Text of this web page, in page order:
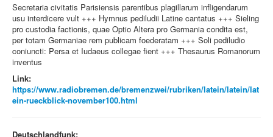
Secretaria civitatis Parisiensis parentibus plagillarum infligendarum
usu interdicere vult +++ Hymnus pediludii Latine cantatus +++ Sieling
pro custodia factionis, quae Optio Altera pro Germania condita est,
per totam Germaniae rem publicam foederatam +++ Soli pediludio
coniuncti: Persa et Iudaeus collegae fient +++ Thesaurus Romanorum
inventus
Link:
https://www.radiobremen.de/bremenzwei/rubriken/latein/latein/lat
ein-rueckblick-november100.html
Deutschlandfunk: